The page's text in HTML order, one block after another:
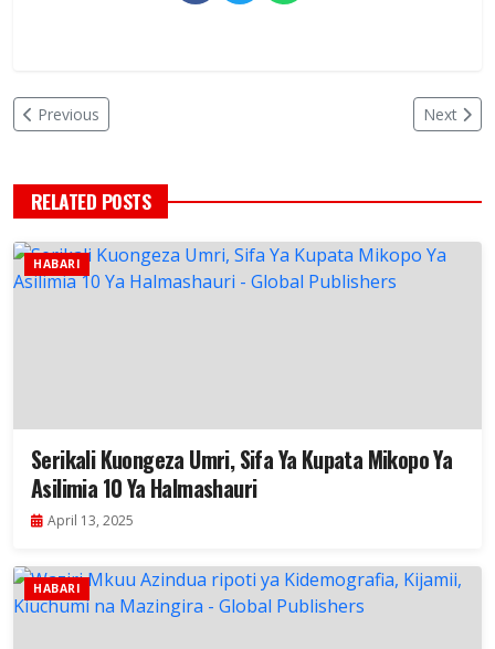
Previous Next
RELATED POSTS
HABARI
Serikali Kuongeza Umri, Sifa Ya Kupata Mikopo Ya
Asilimia 10 Ya Halmashauri
April 13, 2025
HABARI